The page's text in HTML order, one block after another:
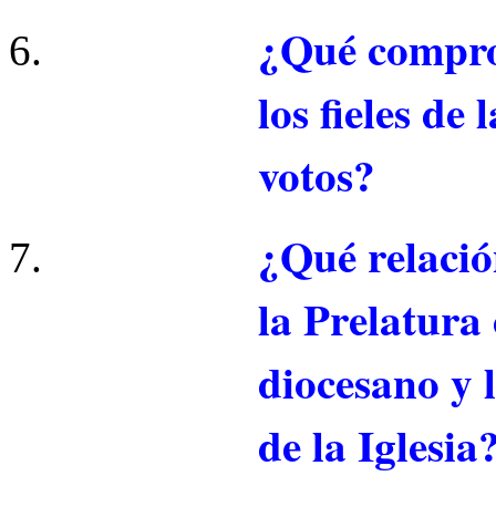
¿Qué
los fieles de
votos?
¿Qué
la Prelatura
diocesano y
de la